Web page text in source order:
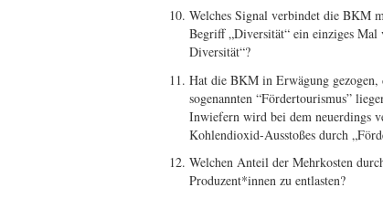
Welches Signal verbindet die BKM
Begriff „Diversität“ ein einziges
Diversität“?
Hat die BKM in Erwägung
sogenannten “Fördertourismus”
Inwiefern wird bei dem neuerdings
Kohlendioxid-Ausstoßes durch
Welchen Anteil der Mehrkosten
Produzent*innen zu entlasten?